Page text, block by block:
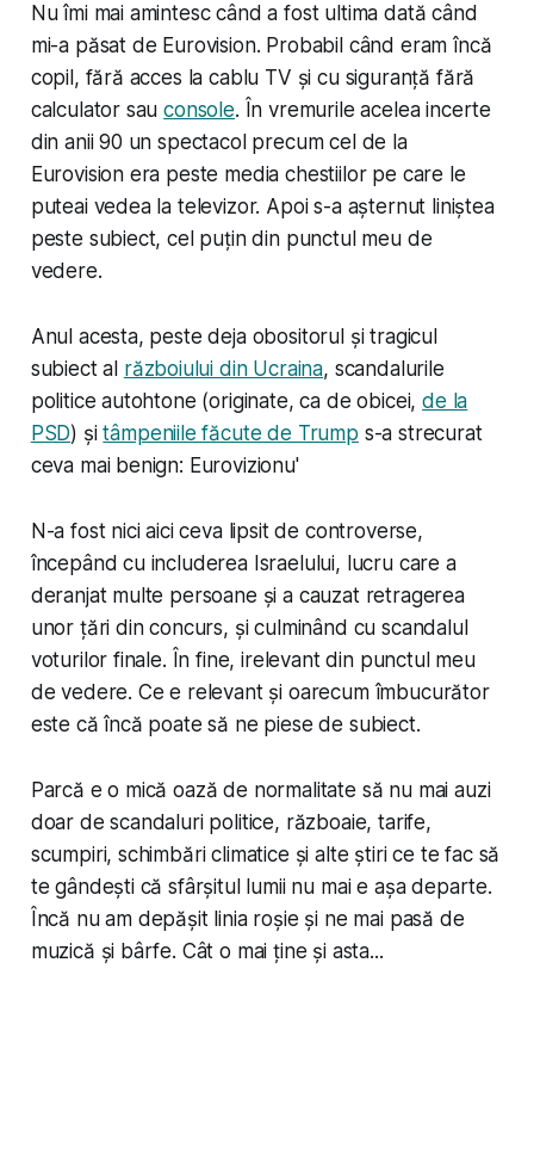
Nu îmi mai amintesc când a fost ultima dată când
mi-a păsat de Eurovision. Probabil când eram încă
copil, fără acces la cablu TV și cu siguranță fără
calculator sauconsole. În vremurile acelea incerte
din anii 90 un spectacol precum cel de la
Eurovision era peste media chestiilor pe care le
puteai vedea la televizor. Apoi s-a așternut liniștea
peste subiect, cel puțin din punctul meu de
vedere.
Anul acesta, peste deja obositorul și tragicul
subiect al războiului din Ucraina, scandalurile
politice autohtone (originate, ca de obicei,de la
PSD) șitâmpeniile făcute de Trump s-a strecurat
ceva mai benign: Eurovizionu'
N-a fost nici aici ceva lipsit de controverse,
începând cu includerea Israelului, lucru care a
deranjat multe persoane și a cauzat retragerea
unor țări din concurs, și culminând cu scandalul
voturilor finale. În fine, irelevant din punctul meu
de vedere. Ce e relevant și oarecum îmbucurător
este că încă poate să ne piese de subiect.
Parcă e o mică oază de normalitate să nu mai auzi
doar de scandaluri politice, războaie, tarife,
scumpiri, schimbări climatice și alte știri ce te fac să
te gândești că sfârșitul lumii nu mai e așa departe.
Încă nu am depășit linia roșie și ne mai pasă de
muzică și bârfe. Cât o mai ține și asta...